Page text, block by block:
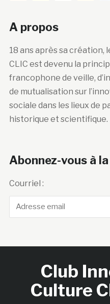
A propos
18 ans après sa création,
CLIC est devenu la
francophone de veille,
de mutualisation sur
sociale dans les lieux de
historique et scientifique.
Abonnez-vous à
Courriel :
Club
Culture